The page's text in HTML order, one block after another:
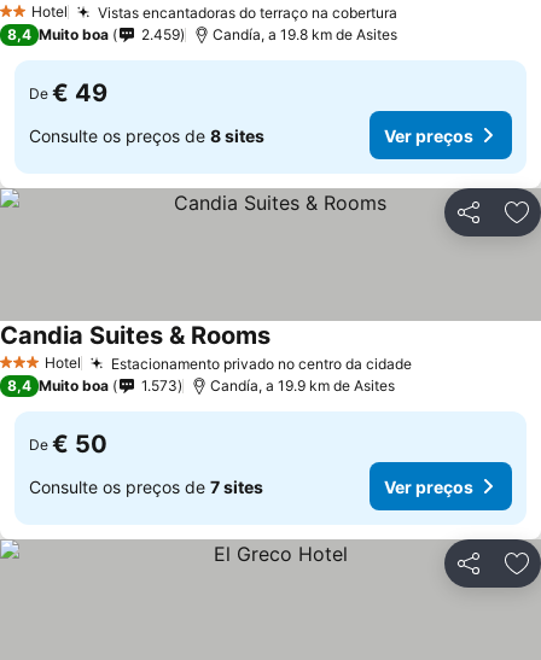
2 Estrelas
Hotel Vistas encantadoras do terraço na cobertura
8,4 Muito boa 2.459 Candía, a 19.8 km de Asites
De € 49
Consulte os preços de 8 sites Ver preços
Partilhar
3 EstrelasHotel Estacionamento privado no centro da cidade
Candia Suites & Rooms
8,4 Muito boa 1.573 Candía, a 19.9 km de Asites
De € 50
Consulte os preços de 7 sites Ver preços
Partilhar